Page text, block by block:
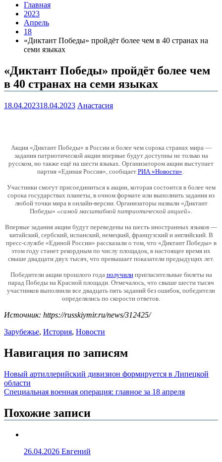
Главная
2023
Апрель
18
«Диктант Победы» пройдёт более чем в 40 странах на
семи языках
«Диктант Победы» пройдёт более чем
в 40 странах на семи языках
18.04.202318.04.2023 Анастасия
Акция «Диктант Победы» в России и более чем сорока странах мира —
задания патриотической акции впервые будут доступны не только на
русском, но также ещё на шести языках. Организатором акции выступает
партия «Единая Россия», сообщает РИА «Новости».
Участники смогут присоединиться к акции, которая состоится в более чем
сорока государствах планеты, в очном формате или выполнить задания из
любой точки мира в онлайн-версии. Организаторы назвали «Диктант
Победы» «самой масштабной патриотической акцией».
Впервые задания акции будут переведены на шесть иностранных языков —
китайский, сербский, испанский, немецкий, французский и английский. В
пресс-службе «Единой России» рассказали о том, что «Диктант Победы» в
этом году станет рекордным по числу площадок, в настоящее время их
свыше двадцати двух тысяч, что превышает показатели предыдущих лет.
Победители акции прошлого года получилипригласительные билеты на
парад Победы на Красной площади. Отмечалось, что свыше шести тысяч
участников выполнили все двадцать пять заданий без ошибок, победители
определялись по скорости ответов.
Источник: https://russkiymir.ru/news/312425/
Зарубежье, История, Новости
Навигация по записям
Новый артиллерийский дивизион формируется в Липецкой
области
Специальная военная операция: главное за 18 апреля
Похожие записи
26.04.2026 Евгений